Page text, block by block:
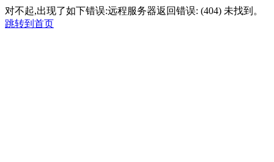
对不起,出现了如下错误:远程服务器返回错误: (404) 未找到。
跳转到首页